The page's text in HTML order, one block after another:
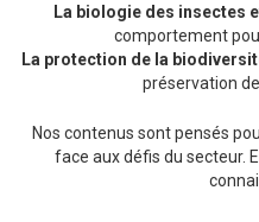
La biologie des insectes
comportement
La protection de la
préservation
Nos contenus sont pensés
face aux défis du secteur.